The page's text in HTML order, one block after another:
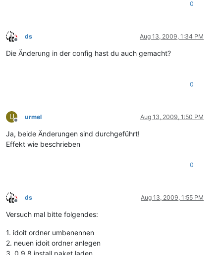
0
Offline
ds Aug 13, 2009, 1:34 PM
Die Änderung in der config hast du auch gemacht?
0
U
Offline
urmel Aug 13, 2009, 1:50 PM
Ja, beide Änderungen sind durchgeführt!
Effekt wie beschrieben
0
Offline
ds Aug 13, 2009, 1:55 PM
Versuch mal bitte folgendes:
1. idoit ordner umbenennen
2. neuen idoit ordner anlegen
3. 0.9.8 install paket laden